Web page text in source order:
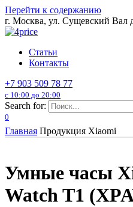
Перейти к содержанию
г. Москва, ул. Сущевский Вал
Статьи
Контакты
+7 903 509 78 77
с 10:00 до 20:00
Search for:
0
Главная Продукция Xiaomi
Умные часы
Watch T1